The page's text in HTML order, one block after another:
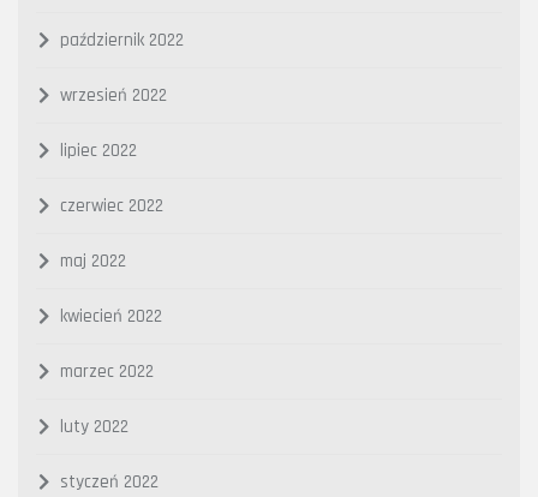
październik 2022
wrzesień 2022
lipiec 2022
czerwiec 2022
maj 2022
kwiecień 2022
marzec 2022
luty 2022
styczeń 2022